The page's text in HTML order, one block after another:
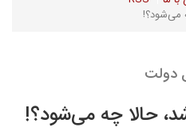
می‌شود؟!
دولت
شد، حالا چه می‌شود؟!